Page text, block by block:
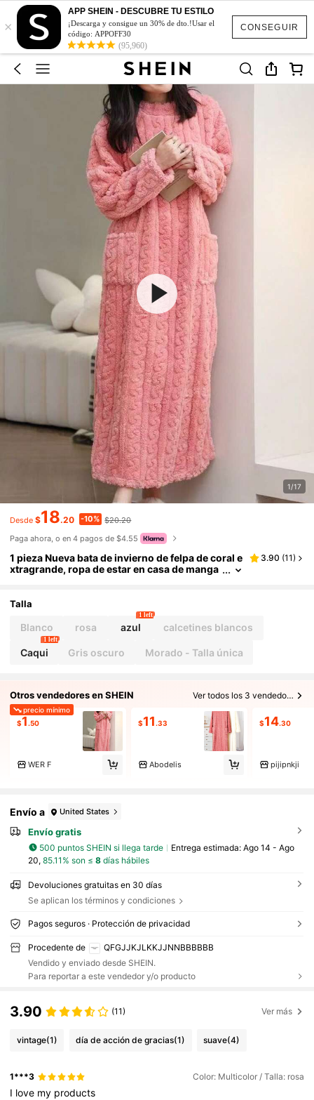
CONSEGUIR
×
APP SHEIN - DESCUBRE TU ESTILO
¡Descarga y consigue un 30% de dto.!Usar el
código: APPOFF30
(95,960)
1/17
Desde $18.20 -10% $20.20
Paga ahora, o en 4 pagos de $4.55
1 pieza Nueva bata de invierno de felpa de coral e
xtragrande, ropa de estar en casa de manga
para primavera e invierno, atuendo casual ideal
para fiesta de pijamas y regalo de vuelta a la esc
uela
3.90 (11)
Talla
Blanco rosa azul
1 left
calcetines blancos
Caqui
1 left
Gris oscuro Morado - Talla única
Otros vendedores en SHEIN Ver todos los 3 vendedores
precio mínimo
$1 .50
WER F
$11 .33
Abodelis
$14.30
pijipnkji
Envío a United States
Envío gratis
500 puntos SHEIN si llega tarde Entrega estimada: Ago 14 - Ago
20, 85.11% son ≤ 8días hábiles
Devoluciones gratuitas en 30 días
Se aplican los términos y condiciones
Pagos seguros · Protección de privacidad
Procedente de
QFGJJKJLKKJJNNBBBBBB
Vendido y enviado desde SHEIN.
Para reportar a este vendedor y/o producto
3.90 (11) Ver más
vintage(1) día de acción de gracias(1) suave(4)
1***3 Color: Multicolor / Talla: rosa
I love my products